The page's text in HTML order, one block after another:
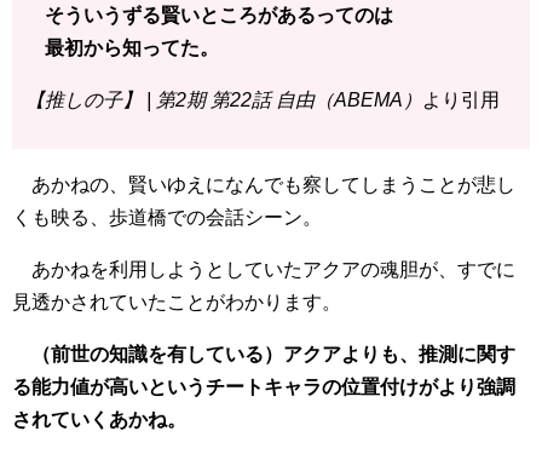
そういうずる賢いところがあるってのは
最初から知ってた。
【推しの子】 | 第2期 第22話 自由（ABEMA） より引用
あかねの、賢いゆえになんでも察してしまうことが悲し
くも映る、歩道橋での会話シーン。
あかねを利用しようとしていたアクアの魂胆が、すでに
見透かされていたことがわかります。
（前世の知識を有している）アクアよりも、推測に関す
る能力値が高いというチートキャラの位置付けがより強調
されていくあかね。